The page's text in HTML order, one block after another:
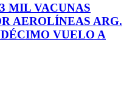
MIL VACUNAS
AEROLÍNEAS ARG.
VUELO A